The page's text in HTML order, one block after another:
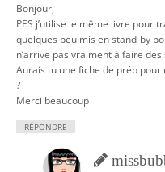
Bonjour,
PES j’utilise le même livre pour
quelques peu mis en stand-by
n’arrive pas vraiment à faire
Aurais tu une fiche de prép pour
?
Merci beaucoup
RÉPONDRE